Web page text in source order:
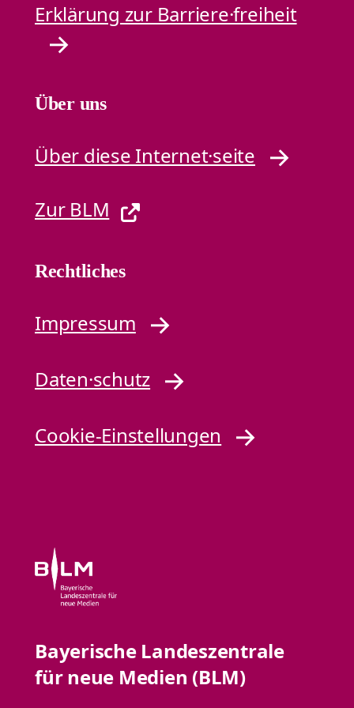
Erklärung zur Barriere·freiheit
Über uns
Über diese Internet·seite
Zur BLM
Rechtliches
Impressum
Daten·schutz
Cookie-Einstellungen
Bayerische Landeszentrale
für neue Medien (BLM)